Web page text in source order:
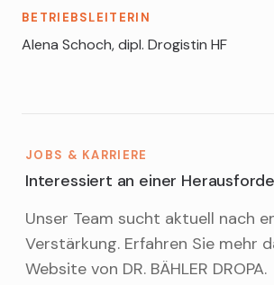
BETRIEBSLEITERIN
Alena Schoch, dipl. Drogistin HF
JOBS & KARRIERE
Interessiert an einer
Unser Team sucht aktuell nach
Verstärkung. Erfahren Sie mehr
Website von DR. BÄHLER DROPA.